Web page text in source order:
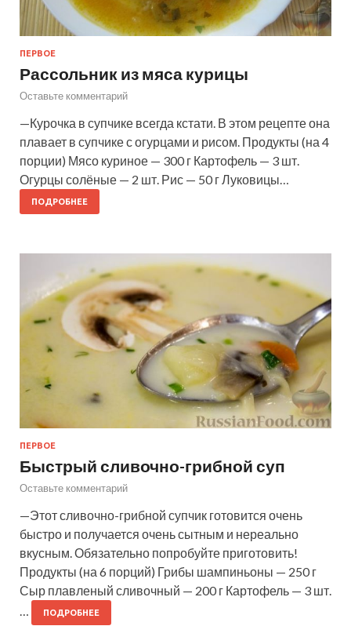
ПЕРВОЕ
Рассольник из мяса курицы
Оставьте комментарий
—Курочка в супчике всегда кстати. В этом рецепте она
плавает в супчике с огурцами и рисом. Продукты (на 4
порции) Мясо куриное — 300 г Картофель — 3 шт.
Огурцы солёные — 2 шт. Рис — 50 г Луковицы…
ПОДРОБНЕЕ
ПЕРВОЕ
Быстрый сливочно-грибной суп
Оставьте комментарий
—Этот сливочно-грибной супчик готовится очень
быстро и получается очень сытным и нереально
вкусным. Обязательно попробуйте приготовить!
Продукты (на 6 порций) Грибы шампиньоны — 250 г
Сыр плавленый сливочный — 200 г Картофель — 3 шт.
…
ПОДРОБНЕЕ